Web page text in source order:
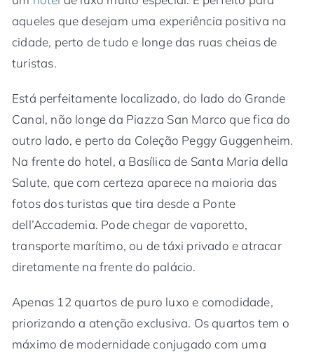
aqueles que desejam uma experiência positiva na
cidade, perto de tudo e longe das ruas cheias de
turistas.
Está perfeitamente localizado, do lado do Grande
Canal, não longe da Piazza San Marco que fica do
outro lado, e perto da Coleção Peggy Guggenheim.
Na frente do hotel, a Basílica de Santa Maria della
Salute, que com certeza aparece na maioria das
fotos dos turistas que tira desde a Ponte
dell’Accademia. Pode chegar de vaporetto,
transporte marítimo, ou de táxi privado e atracar
diretamente na frente do palácio.
Apenas 12 quartos de puro luxo e comodidade,
priorizando a atenção exclusiva. Os quartos tem o
máximo de modernidade conjugado com uma